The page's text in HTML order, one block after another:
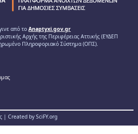
από το Anaptyxi.gov.gr
Αρχής της Περιφέρειας Αττικής (ΕΥΔΕΠ
Πληροφοριακό Σύστημα (ΟΠΣ).
| Created by SciFY.org